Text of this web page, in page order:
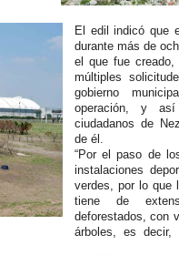
El edil indicó que
durante más de
el que fue
múltiples
gobierno
operación, y
ciudadanos de
de él.
“Por el paso de
instalaciones
verdes, por lo que
tiene de
deforestados, con
árboles, es